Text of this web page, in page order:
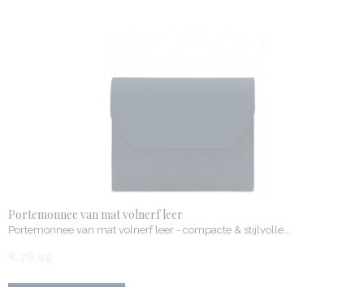
Portemonnee van mat volnerf leer
Portemonnee van mat volnerf leer - compacte & stijlvolle…
€ 76,99